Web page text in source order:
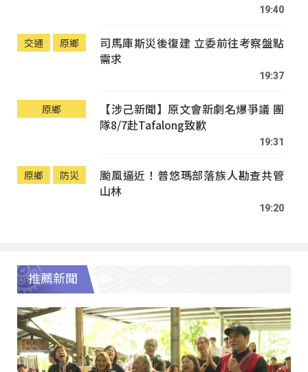
19:40
交通 原鄉
司馬庫斯災後復建 立委前往考察盤點
需求
19:37
原鄉
【涉己新聞】原文會新劇名爆爭議 團
隊8/7赴Tafalong致歉
19:31
原鄉 防災
颱風逼近！普悠瑪部落族人勘查共管
山林
19:20
推薦新聞